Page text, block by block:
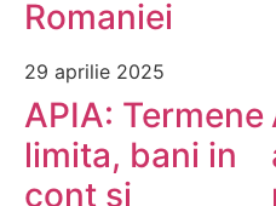
Romaniei
29 aprilie 2025
APIA: Termene
limita, bani in
cont si